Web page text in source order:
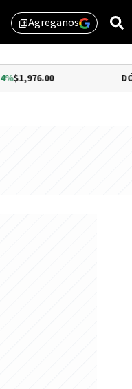
library_addAgreganos
-